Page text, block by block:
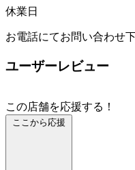
休業日
お電話にてお問い合わせ
ユーザーレビュー
この店舗を応援する！
ここから応援